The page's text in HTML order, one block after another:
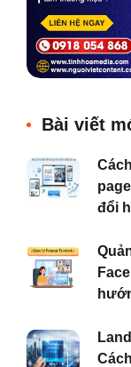
Bài viết
đổi